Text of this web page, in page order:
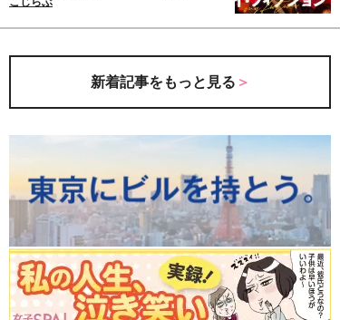
新着記事をもっと見る